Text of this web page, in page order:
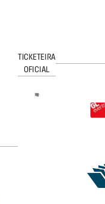
TICKETEIRA
OFICIAL